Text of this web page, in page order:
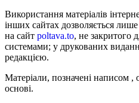
Використання матеріалів
інших сайтах дозволяється
на сайт poltava.to, не закритого
системами; у друкованих
редакцією.
Матеріали, позначені написом ,
основі.